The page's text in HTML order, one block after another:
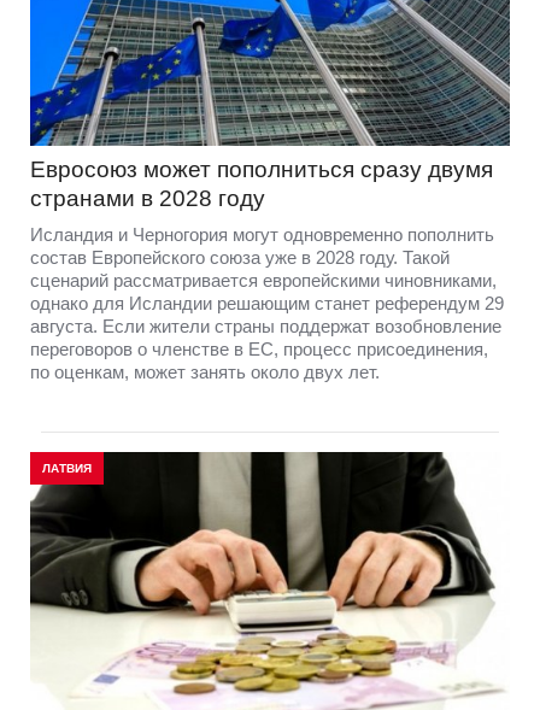
Евросоюз может пополниться сразу двумя
странами в 2028 году
Исландия и Черногория могут одновременно пополнить
состав Европейского союза уже в 2028 году. Такой
сценарий рассматривается европейскими чиновниками,
однако для Исландии решающим станет референдум 29
августа. Если жители страны поддержат возобновление
переговоров о членстве в ЕС, процесс присоединения,
по оценкам, может занять около двух лет.
ЛАТВИЯ